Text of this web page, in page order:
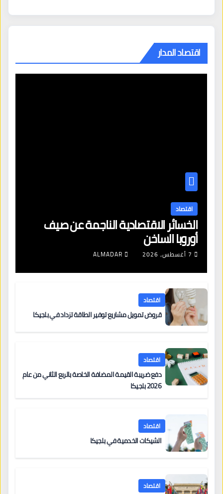
اقتصاد المدار
اقتصاد
الخسائر الاقتصادية الناجمة عن صيف
أوروبا الساخن
7 أغسطس، 2026 ALMADAR
اقتصاد
قروض تمويل مشاريع توفير الطاقة تزداد في بلجيكا
اقتصاد
دفع ضريبة القيمة المضافة الخاصة بالربع الثاني من عام
2026 بلجيكا
اقتصاد
الشيكات الخدمية في بلجيكا
اقتصاد